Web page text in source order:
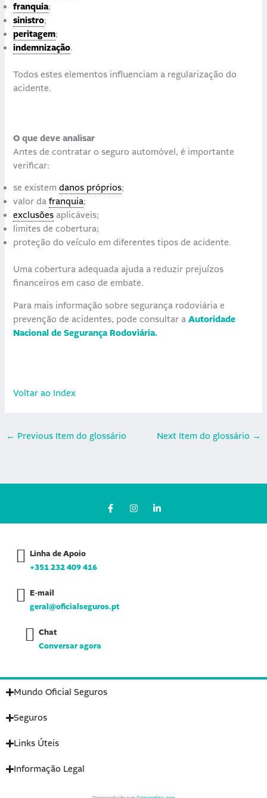
franquia;
sinistro;
peritagem;
indemnização.
Todos estes elementos influenciam a regularização do
acidente.
O que deve analisar
Antes de contratar o seguro automóvel, é importante
verificar:
se existemdanos próprios;
valor dafranquia;
exclusões aplicáveis;
limites de cobertura;
proteção do veículo em diferentes tipos de acidente.
Uma cobertura adequada ajuda a reduzir prejuízos
financeiros em caso de embate.
Para mais informação sobre segurança rodoviária e
prevenção de acidentes, pode consultar aAutoridade
Nacional de Segurança Rodoviária.
Voltar ao Index
← Previous Item do glossário Next Item do glossário →
F
a
c
I
n
s
i
n
Linha de Apoio
+351 232 409 416
E-mail
geral@oficialseguros.pt
Chat
Conversar agora
Mundo Oficial Seguros
Seguros
Links Úteis
Informação Legal